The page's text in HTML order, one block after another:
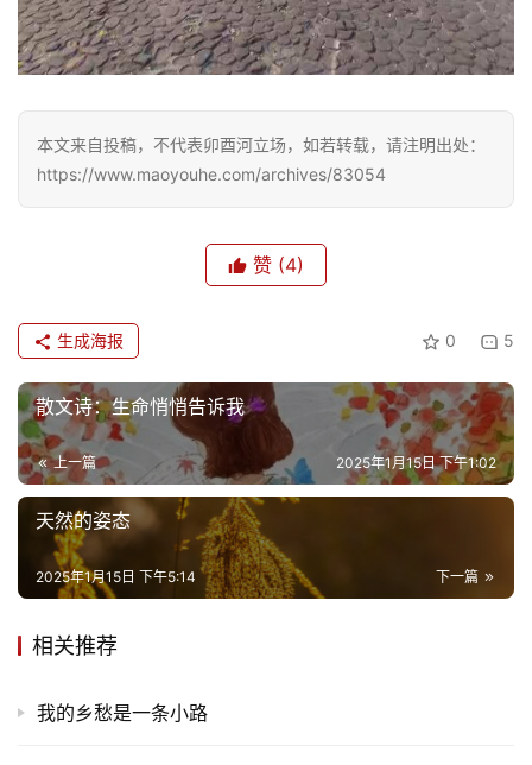
本文来自投稿，不代表卯酉河立场，如若转载，请注明出处：
https://www.maoyouhe.com/archives/83054
赞 (4)
0 5
生成海报
散文诗：生命悄悄告诉我
上一篇 2025年1月15日 下午1:02
天然的姿态
下一篇
2025年1月15日 下午5:14
相关推荐
我的乡愁是一条小路